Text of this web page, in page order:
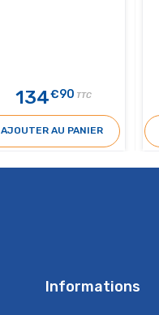
134€90 TTC
AJOUTER AU PANIER
Informations